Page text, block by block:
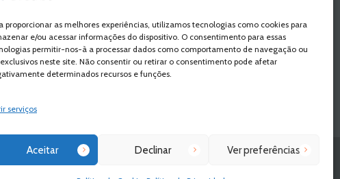
proporcionar as melhores experiências, utilizamos tecnologias como cookies para
e/ou acessar informações do dispositivo. O consentimento para essas
permitir-nos-à a processar dados como comportamento de navegação ou
exclusivos neste site. Não consentir ou retirar o consentimento pode afetar
determinados recursos e funções.
serviços
Aceitar Declinar Ver preferências